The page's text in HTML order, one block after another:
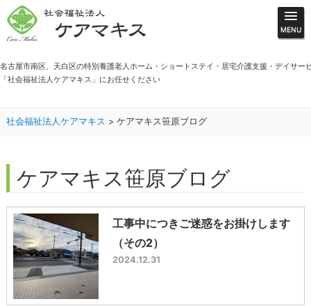
名古屋市南区、天白区の特別養護老人ホーム・ショートステイ・居宅介護支援・デイサー
「社会福祉法人ケアマキス」にお任せください
社会福祉法人ケアマキス > ケアマキス笹原ブログ
ケアマキス笹原ブログ
工事中につきご迷惑をお掛けします
（その2）
2024.12.31